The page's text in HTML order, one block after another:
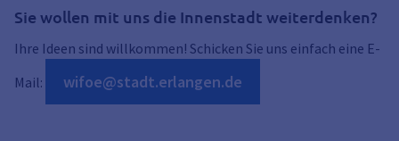
Sie wollen mit uns die Innenstadt weiterdenken?
Ihre Ideen sind willkommen! Schicken Sie uns einfach eine E-
Mail:
wifoe@stadt.erlangen.de